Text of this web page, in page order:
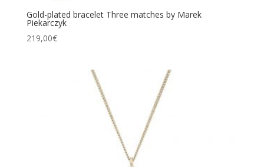
Gold-plated bracelet Three matches by Marek
Piekarczyk
219,00€